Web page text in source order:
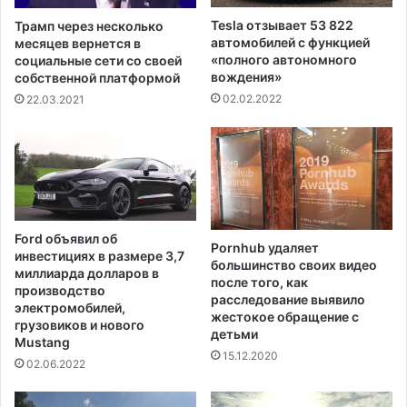
ж
е
р
с
и
в
ы
о
ы
е
Трамп через несколько
месяцев вернется в
социальные сети со своей
собственной платформой
22.03.2021
Tesla отзывает 53 822
автомобилей с функцией
«полного автономного
вождения»
02.02.2022
Ford объявил об
инвестициях в размере 3,7
миллиарда долларов в
производство
электромобилей,
грузовиков и нового
Mustang
02.06.2022
Pornhub удаляет
большинство своих видео
после того, как
расследование выявило
жестокое обращение с
детьми
15.12.2020